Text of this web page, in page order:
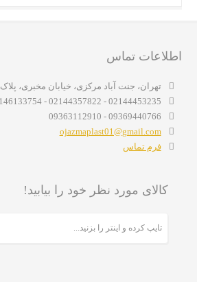
اطلاعات تماس
تهران، جنت آباد مرکزی، خیابان مخبری، پلاک 215، واحد 1 غربی
02144453235 - 02144357822 - 02146133754
09369440766 - 09363112910
ojazmaplast01@gmail.com
فرم تماس
کالای مورد نظر خود را بیابید!